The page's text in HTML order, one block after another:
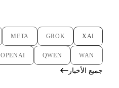
XAI
GROK
META
WAN
QWEN
OPENAI
جميع الأخبار